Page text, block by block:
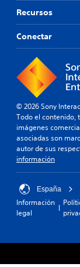
Recursos
Conectar
© 2026 Sony
Todo el contenido,
imágenes
asociadas son
autor de sus
información
España
Información
legal